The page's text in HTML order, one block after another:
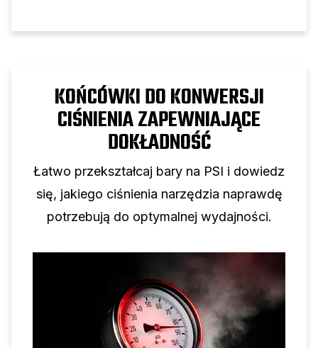
KOŃCÓWKI DO KONWERSJI
CIŚNIENIA ZAPEWNIAJĄCE
DOKŁADNOŚĆ
Łatwo przekształcaj bary na PSI i dowiedz
się, jakiego ciśnienia narzędzia naprawdę
potrzebują do optymalnej wydajności.